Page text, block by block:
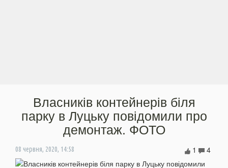
Власників контейнерів біля
парку в Луцьку повідомили про
демонтаж. ФОТО
08 червня, 2020, 14:58 4
1